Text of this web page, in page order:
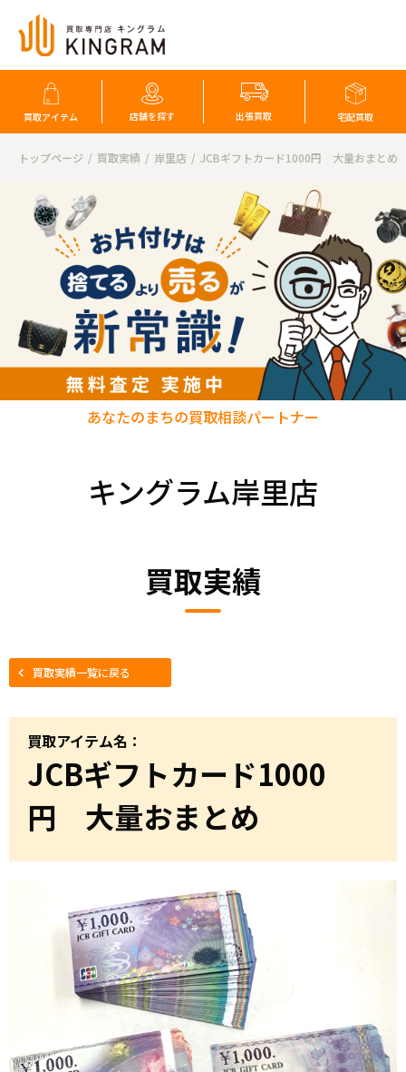
買取アイテム 店舗を探す 出張買取 宅配買取
トップページ 買取実績 岸里店 JCBギフトカード1000円 大量おまとめ
キングラム岸里店
あなたのまちの買取相談パートナー
買取実績
買取実績一覧に戻る
買取アイテム名：
JCBギフトカード1000
円 大量おまとめ